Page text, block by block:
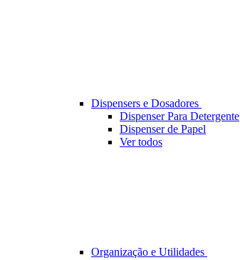
Dispensers e Dosadores
Dispenser Para Detergente
Dispenser de Papel
Ver todos
Organização e Utilidades